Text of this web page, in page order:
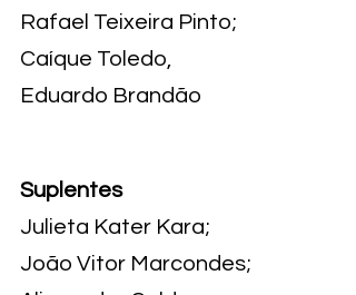
Rafael Teixeira Pinto;
Caíque Toledo,
Eduardo Brandão
Suplentes
Julieta Kater Kara;
João Vitor Marcondes;